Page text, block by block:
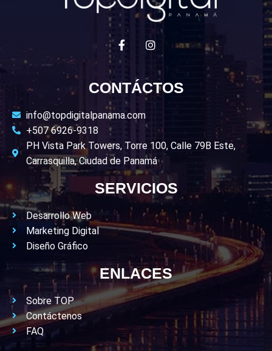
CONTÁCTOS
info@topdigitalpanama.com
+507 6926-9318
PH Vista Park Towers, Torre 100, Calle 79B Este,
Carrasquilla, Ciudad de Panamá
SERVICIOS
Desarrollo Web
Marketing Digital
Diseño Gráfico
ENLACES
Sobre TOP
Contáctenos
FAQ